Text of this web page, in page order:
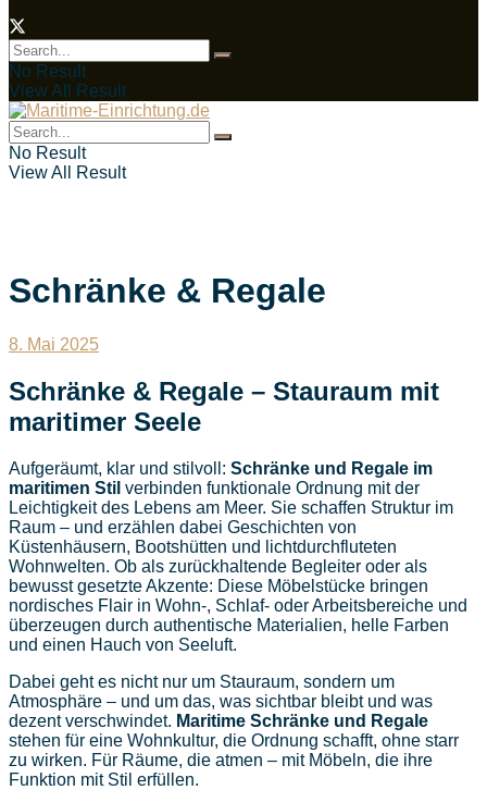
No Result
View All Result
No Result
View All Result
Schränke & Regale
8. Mai 2025
Schränke & Regale – Stauraum mit
maritimer Seele
Aufgeräumt, klar und stilvoll: Schränke und Regale im
maritimen Stil verbinden funktionale Ordnung mit der
Leichtigkeit des Lebens am Meer. Sie schaffen Struktur im
Raum – und erzählen dabei Geschichten von
Küstenhäusern, Bootshütten und lichtdurchfluteten
Wohnwelten. Ob als zurückhaltende Begleiter oder als
bewusst gesetzte Akzente: Diese Möbelstücke bringen
nordisches Flair in Wohn-, Schlaf- oder Arbeitsbereiche und
überzeugen durch authentische Materialien, helle Farben
und einen Hauch von Seeluft.
Dabei geht es nicht nur um Stauraum, sondern um
Atmosphäre – und um das, was sichtbar bleibt und was
dezent verschwindet. Maritime Schränke und Regale
stehen für eine Wohnkultur, die Ordnung schafft, ohne starr
zu wirken. Für Räume, die atmen – mit Möbeln, die ihre
Funktion mit Stil erfüllen.